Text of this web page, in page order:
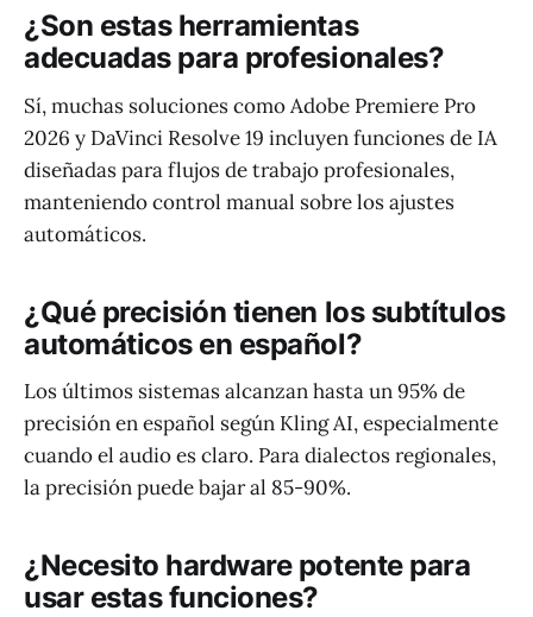
¿Son estas herramientas
adecuadas para profesionales?
Sí, muchas soluciones como Adobe Premiere Pro
2026 y DaVinci Resolve 19 incluyen funciones de IA
diseñadas para flujos de trabajo profesionales,
manteniendo control manual sobre los ajustes
automáticos.
¿Qué precisión tienen los subtítulos
automáticos en español?
Los últimos sistemas alcanzan hasta un 95% de
precisión en español según Kling AI, especialmente
cuando el audio es claro. Para dialectos regionales,
la precisión puede bajar al 85-90%.
¿Necesito hardware potente para
usar estas funciones?